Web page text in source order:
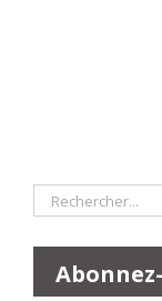
Rechercher: